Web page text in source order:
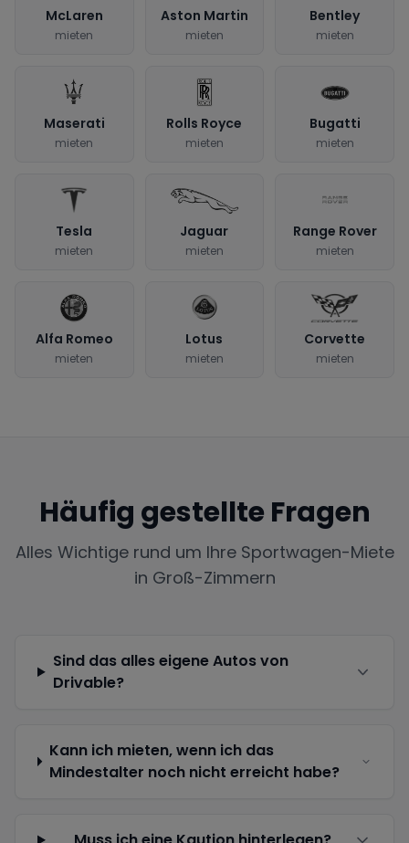
McLaren
mieten
Aston Martin
mieten
Bentley
mieten
Maserati
mieten
Rolls Royce
mieten
Bugatti
mieten
Tesla
mieten
Jaguar
mieten
Range Rover
mieten
Alfa Romeo
mieten
Lotus
mieten
Corvette
mieten
Häufig gestellte Fragen
Alles Wichtige rund um Ihre Sportwagen-Miete
in Groß-Zimmern
Sind das alles eigene Autos von
Drivable?
Kann ich mieten, wenn ich das
Mindestalter noch nicht erreicht habe?